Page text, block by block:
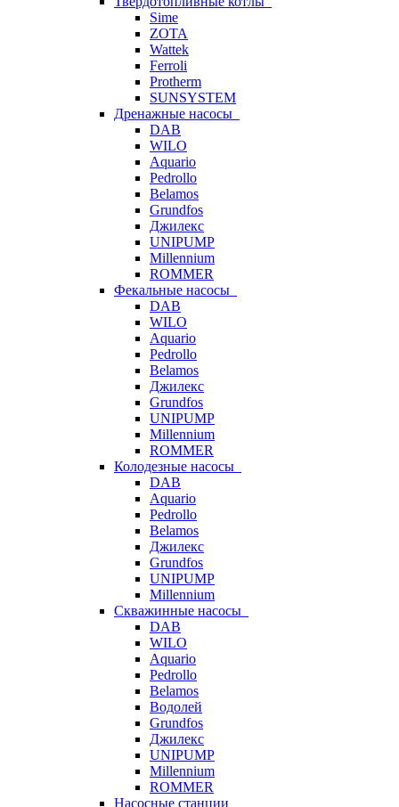
Sime
ZOTA
Wattek
Ferroli
Protherm
SUNSYSTEM
Дренажные насосы
DAB
WILO
Aquario
Pedrollo
Belamos
Grundfos
Джилекс
UNIPUMP
Millennium
ROMMER
Фекальные насосы
DAB
WILO
Aquario
Pedrollo
Belamos
Джилекс
Grundfos
UNIPUMP
Millennium
ROMMER
Колодезные насосы
DAB
Aquario
Pedrollo
Belamos
Джилекс
Grundfos
UNIPUMP
Millennium
Скважинные насосы
DAB
WILO
Aquario
Pedrollo
Belamos
Водолей
Grundfos
Джилекс
UNIPUMP
Millennium
ROMMER
Насосные станции